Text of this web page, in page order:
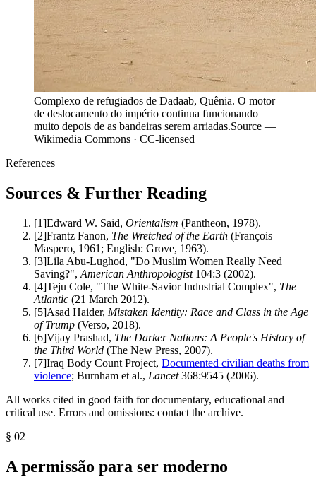
Complexo de refugiados de Dadaab, Quênia. O motor
de deslocamento do império continua funcionando
muito depois de as bandeiras serem arriadas.Source —
Wikimedia Commons · CC-licensed
References
Sources & Further Reading
[1]Edward W. Said, Orientalism (Pantheon, 1978).
[2]Frantz Fanon, The Wretched of the Earth (François
Maspero, 1961; English: Grove, 1963).
[3]Lila Abu-Lughod, "Do Muslim Women Really Need
Saving?", American Anthropologist104:3 (2002).
[4]Teju Cole, "The White-Savior Industrial Complex", The
Atlantic (21 March 2012).
[5]Asad Haider, Mistaken Identity: Race and Class in the Age
of Trump (Verso, 2018).
[6]Vijay Prashad, The Darker Nations: A People's History of
the Third World (The New Press, 2007).
[7]Iraq Body Count Project, Documented civilian deaths from
violence; Burnham et al., Lancet368:9545 (2006).
All works cited in good faith for documentary, educational and
critical use. Errors and omissions: contact the archive.
§ 02
A permissão para ser moderno